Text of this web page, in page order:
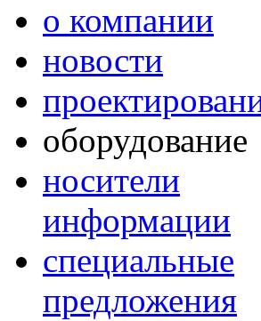
о компании
новости
оборудование
носители
информации
специальные
предложения